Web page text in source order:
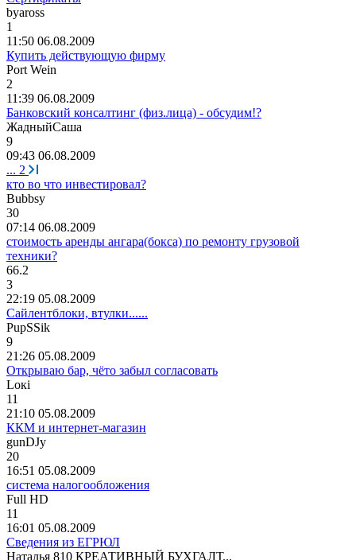
byaross
1
11:50 06.08.2009
Купить действующую фирму
Port Wein
2
11:39 06.08.2009
Банковский консалтинг (физ.лица) - обсудим!?
ЖадныйСаша
9
09:43 06.08.2009
... 2
кто во что инвестировал?
Bubbsy
30
07:14 06.08.2009
стоимость аренды ангара(бокса) по ремонту грузовой
техники?
66.2
3
22:19 05.08.2009
Сайлентблоки, втулки......
PupSSik
9
21:26 05.08.2009
Открываю бар, чёто забыл согласовать
Loкi
11
21:10 05.08.2009
ККМ и интернет-магазин
gunDJy
20
16:51 05.08.2009
система налогообложения
Full HD
11
16:01 05.08.2009
Сведения из ЕГРЮЛ
Наталья 810 КРЕАТИВНЫЙ БУХГАЛТ...